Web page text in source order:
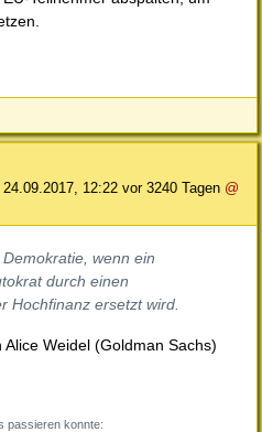
12:22 vor 3240 Tagen @
wenn ein
durch einen
Hochfinanz ersetzt wird.
Weidel (Goldman Sachs)
passieren konnte: